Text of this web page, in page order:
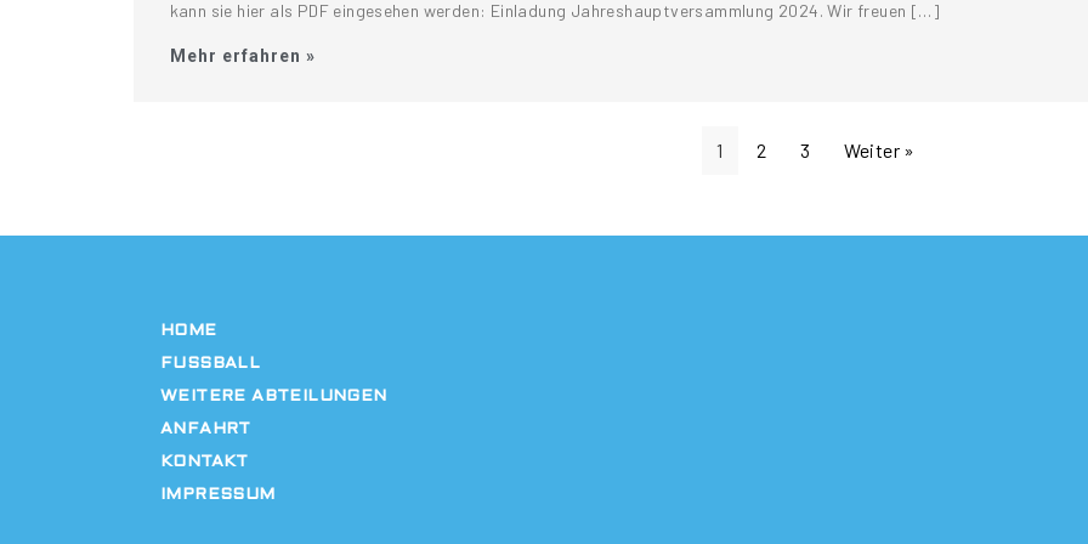
kann sie hier als PDF eingesehen werden: Einladung Jahreshauptversammlung 2024. Wir freuen […]
Mehr erfahren »
1 2 3 Weiter »
HOME
FUSSBALL
WEITERE ABTEILUNGEN
ANFAHRT
KONTAKT
IMPRESSUM